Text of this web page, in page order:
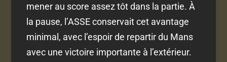
mener au score assez tôt dans la partie. À
la pause, l’ASSE conservait cet avantage
minimal, avec l’espoir de repartir du Mans
avec une victoire importante à l’extérieur.